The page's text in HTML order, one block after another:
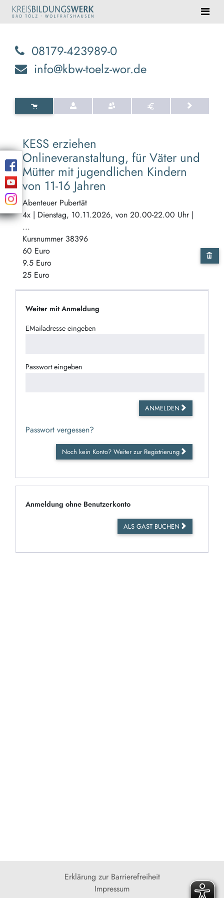
08179-423989-0
info@kbw-toelz-wor.de
KESS erziehen
Onlineveranstaltung, für Väter und
Mütter mit jugendlichen Kindern
von 11-16 Jahren
Abenteuer Pubertät
4x | Dienstag, 10.11.2026, von 20.00-22.00 Uhr |
...
Kursnummer 38396
60 Euro
9.5 Euro
25 Euro
Weiter mit Anmeldung
EMailadresse eingeben
Passwort eingeben
ANMELDEN
Passwort vergessen?
Noch kein Konto? Weiter zur Registrierung
Anmeldung ohne Benutzerkonto
ALS GAST BUCHEN
Erklärung zur Barrierefreiheit
Impressum